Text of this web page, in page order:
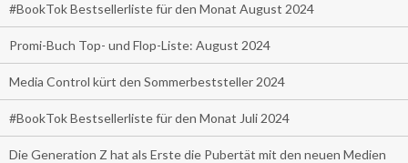
#BookTok Bestsellerliste für den Monat August 2024
Promi-Buch Top- und Flop-Liste: August 2024
Media Control kürt den Sommerbeststeller 2024
#BookTok Bestsellerliste für den Monat Juli 2024
Die Generation Z hat als Erste die Pubertät mit den neuen Medien